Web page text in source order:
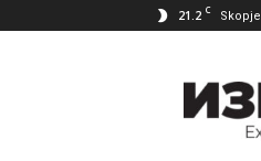
21.2 C Skopje